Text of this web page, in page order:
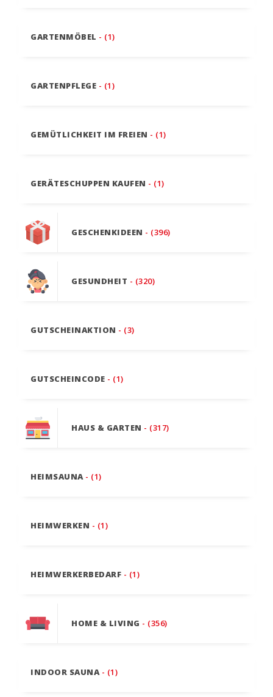
GARTENMÖBEL - (1)
GARTENPFLEGE - (1)
GEMÜTLICHKEIT IM FREIEN - (1)
GERÄTESCHUPPEN KAUFEN - (1)
GESCHENKIDEEN - (396)
GESUNDHEIT - (320)
GUTSCHEINAKTION - (3)
GUTSCHEINCODE - (1)
HAUS & GARTEN - (317)
HEIMSAUNA - (1)
HEIMWERKEN - (1)
HEIMWERKERBEDARF - (1)
HOME & LIVING - (356)
INDOOR SAUNA - (1)